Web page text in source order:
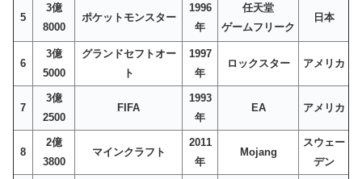
5
3億
8000
ポケットモンスター
1996
年
任天堂
ゲームフリーク
日本
6
3億
5000
グランドセフトオー
ト
1997
年
ロックスター アメリカ
7
3億
2500
FIFA
1993
年
EA アメリカ
8
2億
3800
マインクラフト
2011
年
Mojang
スウェー
デン